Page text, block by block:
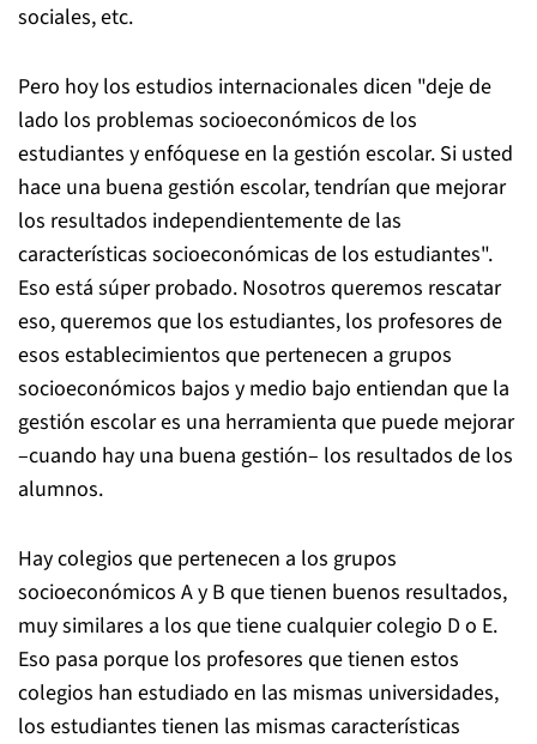
sociales, etc.
Pero hoy los estudios internacionales dicen "deje de
lado los problemas socioeconómicos de los
estudiantes y enfóquese en la gestión escolar. Si usted
hace una buena gestión escolar, tendrían que mejorar
los resultados independientemente de las
características socioeconómicas de los estudiantes".
Eso está súper probado. Nosotros queremos rescatar
eso, queremos que los estudiantes, los profesores de
esos establecimientos que pertenecen a grupos
socioeconómicos bajos y medio bajo entiendan que la
gestión escolar es una herramienta que puede mejorar
–cuando hay una buena gestión– los resultados de los
alumnos.
Hay colegios que pertenecen a los grupos
socioeconómicos A y B que tienen buenos resultados,
muy similares a los que tiene cualquier colegio D o E.
Eso pasa porque los profesores que tienen estos
colegios han estudiado en las mismas universidades,
los estudiantes tienen las mismas características